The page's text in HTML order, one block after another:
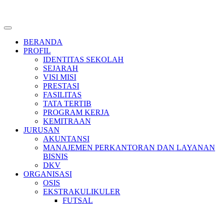
BERANDA
PROFIL
IDENTITAS SEKOLAH
SEJARAH
VISI MISI
PRESTASI
FASILITAS
TATA TERTIB
PROGRAM KERJA
KEMITRAAN
JURUSAN
AKUNTANSI
MANAJEMEN PERKANTORAN DAN LAYANAN
BISNIS
DKV
ORGANISASI
OSIS
EKSTRAKULIKULER
FUTSAL